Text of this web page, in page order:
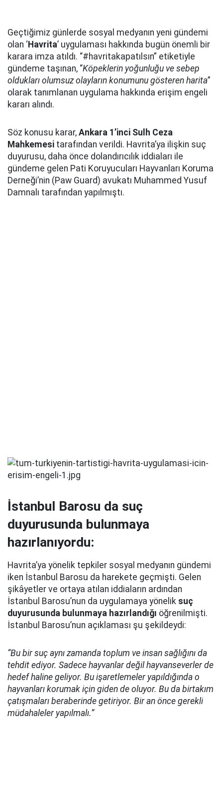
Geçtiğimiz günlerde sosyal medyanın yeni gündemi
olan ‘ Havrita’ uygulaması hakkında bugün önemli bir
karara imza atıldı. “#havritakapatılsın” etiketiyle
gündeme taşınan, “Köpeklerin yoğunluğu ve sebep
oldukları olumsuz olayların konumunu gösteren harita”
olarak tanımlanan uygulama hakkında erişim engeli
kararı alındı.
Söz konusu karar, Ankara 1’inci Sulh Ceza
Mahkemesi tarafından verildi. Havrita’ya ilişkin suç
duyurusu, daha önce dolandırıcılık iddiaları ile
gündeme gelen Pati Koruyucuları Hayvanları Koruma
Derneği’nin (Paw Guard) avukatı Muhammed Yusuf
Damnalı tarafından yapılmıştı.
İstanbul Barosu da suç
duyurusunda bulunmaya
hazırlanıyordu:
Havrita’ya yönelik tepkiler sosyal medyanın gündemi
iken İstanbul Barosu da harekete geçmişti. Gelen
şikâyetler ve ortaya atılan iddiaların ardından
İstanbul Barosu’nun da uygulamaya yönelik suç
duyurusunda bulunmaya hazırlandığı öğrenilmişti.
İstanbul Barosu’nun açıklaması şu şekildeydi:
“Bu bir suç aynı zamanda toplum ve insan sağlığını da
tehdit ediyor. Sadece hayvanlar değil hayvanseverler de
hedef haline geliyor. Bu işaretlemeler yapıldığında o
hayvanları korumak için giden de oluyor. Bu da birtakım
çatışmaları beraberinde getiriyor. Bir an önce gerekli
müdahaleler yapılmalı.”